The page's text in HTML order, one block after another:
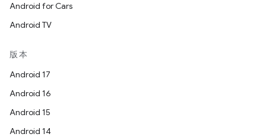
Android for Cars
Android TV
版本
Android 17
Android 16
Android 15
Android 14